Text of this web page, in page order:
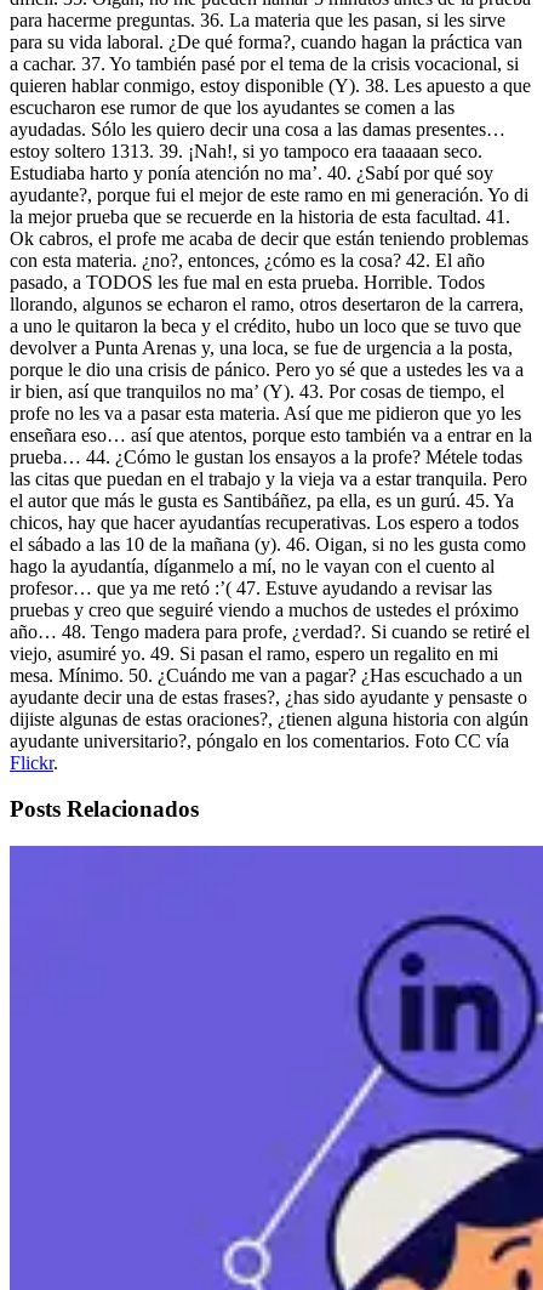
para hacerme preguntas. 36. La materia que les pasan, si les sirve
para su vida laboral. ¿De qué forma?, cuando hagan la práctica van
a cachar. 37. Yo también pasé por el tema de la crisis vocacional, si
quieren hablar conmigo, estoy disponible (Y). 38. Les apuesto a que
escucharon ese rumor de que los ayudantes se comen a las
ayudadas. Sólo les quiero decir una cosa a las damas presentes…
estoy soltero 1313. 39. ¡Nah!, si yo tampoco era taaaaan seco.
Estudiaba harto y ponía atención no ma’. 40. ¿Sabí por qué soy
ayudante?, porque fui el mejor de este ramo en mi generación. Yo di
la mejor prueba que se recuerde en la historia de esta facultad. 41.
Ok cabros, el profe me acaba de decir que están teniendo problemas
con esta materia. ¿no?, entonces, ¿cómo es la cosa? 42. El año
pasado, a TODOS les fue mal en esta prueba. Horrible. Todos
llorando, algunos se echaron el ramo, otros desertaron de la carrera,
a uno le quitaron la beca y el crédito, hubo un loco que se tuvo que
devolver a Punta Arenas y, una loca, se fue de urgencia a la posta,
porque le dio una crisis de pánico. Pero yo sé que a ustedes les va a
ir bien, así que tranquilos no ma’ (Y). 43. Por cosas de tiempo, el
profe no les va a pasar esta materia. Así que me pidieron que yo les
enseñara eso… así que atentos, porque esto también va a entrar en la
prueba… 44. ¿Cómo le gustan los ensayos a la profe? Métele todas
las citas que puedan en el trabajo y la vieja va a estar tranquila. Pero
el autor que más le gusta es Santibáñez, pa ella, es un gurú. 45. Ya
chicos, hay que hacer ayudantías recuperativas. Los espero a todos
el sábado a las 10 de la mañana (y). 46. Oigan, si no les gusta como
hago la ayudantía, díganmelo a mí, no le vayan con el cuento al
profesor… que ya me retó :’( 47. Estuve ayudando a revisar las
pruebas y creo que seguiré viendo a muchos de ustedes el próximo
año… 48. Tengo madera para profe, ¿verdad?. Si cuando se retiré el
viejo, asumiré yo. 49. Si pasan el ramo, espero un regalito en mi
mesa. Mínimo. 50. ¿Cuándo me van a pagar? ¿Has escuchado a un
ayudante decir una de estas frases?, ¿has sido ayudante y pensaste o
dijiste algunas de estas oraciones?, ¿tienen alguna historia con algún
ayudante universitario?, póngalo en los comentarios. Foto CC vía
Flickr.
Posts Relacionados